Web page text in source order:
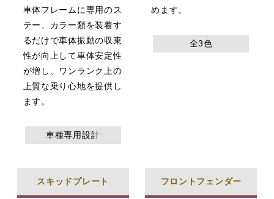
車体フレームに専用のス
テー、カラー類を装着す
るだけで車体振動の収束
性が向上して車体安定性
が増し、ワンランク上の
上質な乗り心地を提供し
ます。
車種専用設計
めます。
全3色
スキッドプレート フロントフェンダー